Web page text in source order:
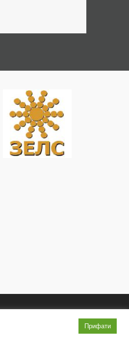
Политика на приватност
Прифати